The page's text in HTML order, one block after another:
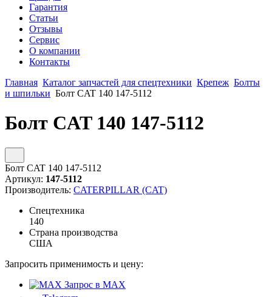
Гарантия
Статьи
Отзывы
Сервис
О компании
Контакты
Главная Каталог запчастей для спецтехники Крепеж Болты
и шпильки Болт CAT 140 147-5112
Болт CAT 140 147-5112
Болт CAT 140 147-5112
Артикул: 147-5112
Производитель: CATERPILLAR (CAT)
Спецтехника
140
Страна производства
США
Запросить применимость и цену:
Запрос в MAX